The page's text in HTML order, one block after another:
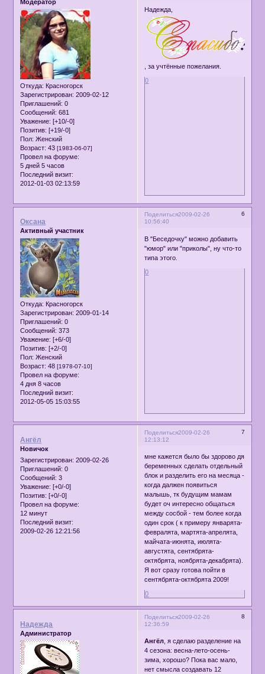
Модератор
Откуда: Красногорск
Зарегистрирован: 2009-02-12
Приглашений: 0
Сообщений: 681
Уважение: [+10/-0]
Позитив: [+19/-0]
Пол: Женский
Возраст: 43[1983-06-07]
Провел на форуме:
5 дней 5 часов
Последний визит:
2012-01-03 02:13:59
Надежда,
, за учтённые пожелания.
0
Поделиться 6
2009-02-26
10:56:40
Оксана
Активный участник
Откуда: Красногорск
Зарегистрирован: 2009-01-14
Приглашений: 0
Сообщений: 373
Уважение: [+6/-0]
Позитив: [+2/-0]
Пол: Женский
Возраст: 48[1978-07-10]
Провел на форуме:
4 дня 8 часов
Последний визит:
2012-05-05 15:03:55
В "Беседочку" можно добавить
"юмор" или "приколы", ну что-то
типа этого.
0
Поделиться 7
2009-02-26
12:13:12
Ангёл
Новичок
Зарегистрирован: 2009-02-26
Приглашений: 0
Сообщений: 3
Уважение: [+0/-0]
Позитив: [+0/-0]
Провел на форуме:
12 минут
Последний визит:
2009-02-26 12:21:56
мне кажется было бы здорово дя
беременных сделать отдельный
блок и разделить его на месяца -
когда далжен появиться
малышь, тк будущим мамам
будет оч интересно общаться
между сосбой - тем более когда
один срок ( к примеру январята-
февралята, мартята-апрелята,
майчата-июнята, июлята-
августята, сентябрята-
октябрята, ноябрята-декабрята).
Я вот сразу готова пойти в
сентябрята-октябрята 2009!
0
Поделиться 8
2009-02-26
12:36:59
Надежда
Администратор
Ангёл, я сделаю разделение на
4 сезона: весна-лето-осень-
зима, хорошо? Пока вас мало,
нет смысла создавать 12